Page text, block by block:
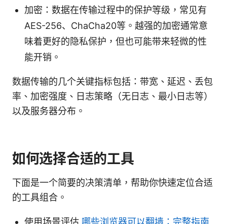
加密：数据在传输过程中的保护等级，常见有
AES-256、ChaCha20等。越强的加密通常意
味着更好的隐私保护，但也可能带来轻微的性
能开销。
数据传输的几个关键指标包括：带宽、延迟、丢包
率、加密强度、日志策略（无日志、最小日志等）
以及服务器分布。
如何选择合适的工具
下面是一个简要的决策清单，帮助你快速定位合适
的工具组合。
使用场景评估 哪些浏览器可以翻墙：完整指南